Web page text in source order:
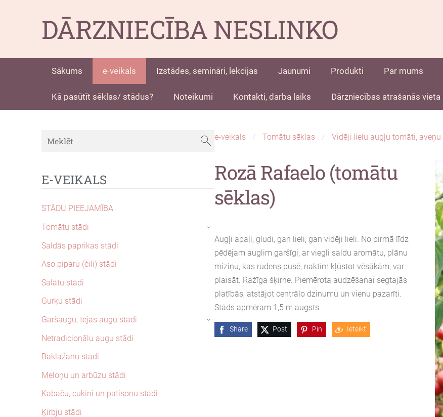
DĀRZNIECĪBA NESLINKO
Sākums e-veikals Izstādes, semināri, lekcijas Jaunumi Produkti Par mums
Kā pasūtīt sēklas/ stādus? Noteikumi Kontakti, darba laiks Dārzniecības atrašanās vieta
E-VEIKALS
STĀDU PIEEJAMĪBA
Tomātu stādi
›
Saldās paprikas stādi
Aso piparu (čili) stādi
Salātu stādi
Gurķu stādi
Garšaugu, tējas augu stādi
›
Netradicionālu augu stādi
Baklažānu stādi
Meloņu un arbūzu stādi
Kabaču, cukini un patisonu stādi
Ķirbju stādi
e-veikals Tomātu sēklas Vidēji lielu augļu tomāti, aveņu
Rozā Rafaelo (tomātu
sēklas)
Augļi apaļi, gludi, gan lieli, gan vidēji lieli. No pirmā līdz
pēdējam auglim garšīgi, ar viegli saldu aromātu, plānu
miziņu, kas rudens pusē, naktīm kļūstot vēsākām, var
plaisāt. Ražīga šķirne. Piemērota audzēšanai segtajās
platībās, atstājot centrālo dzinumu un vienu pazarīti.
Stāds apmēram 1,5 m augsts.
Share Post Pin Ieteikt